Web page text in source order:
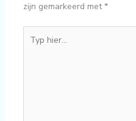
zijn gemarkeerd met*
hier...